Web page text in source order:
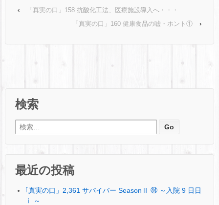
‹
「真実の口」158 抗酸化工法、医療施設導入へ・・・
「真実の口」160 健康食品の嘘・ホント①
›
検索
検索:
最近の投稿
｢真実の口」2,361 サバイバー SeasonⅡ ㊹ ～入院 9 日日
ⅰ ～